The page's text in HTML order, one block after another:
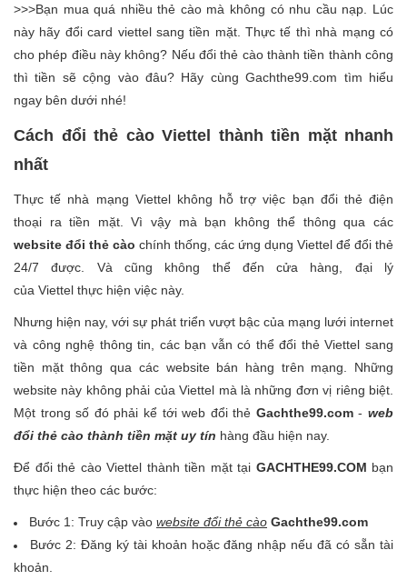
>>>Bạn mua quá nhiều thẻ cào mà không có nhu cầu nạp. Lúc
này hãy đổi card viettel sang tiền mặt. Thực tế thì nhà mạng có
cho phép điều này không? Nếu đổi thẻ cào thành tiền thành công
thì tiền sẽ cộng vào đâu? Hãy cùng Gachthe99.com tìm hiểu
ngay bên dưới nhé!
Cách đổi thẻ cào Viettel thành tiền mặt nhanh
nhất
Thực tế nhà mạng Viettel không hỗ trợ việc bạn đổi thẻ điện
thoại ra tiền mặt. Vì vậy mà bạn không thể thông qua các
website đổi thẻ cào chính thống, các ứng dụng Viettel để đổi thẻ
24/7 được. Và cũng không thể đến cửa hàng, đại lý
của Viettel thực hiện việc này.
Nhưng hiện nay, với sự phát triển vượt bậc của mạng lưới internet
và công nghệ thông tin, các bạn vẫn có thể đổi thẻ Viettel sang
tiền mặt thông qua các website bán hàng trên mạng. Những
website này không phải của Viettel mà là những đơn vị riêng biệt.
Một trong số đó phải kể tới web đổi thẻ Gachthe99.com-web
đổi thẻ cào thành tiền mặt uy tín hàng đầu hiện nay.
Để đổi thẻ cào Viettel thành tiền mặt tại GACHTHE99.COM bạn
thực hiện theo các bước:
Bước 1: Truy cập vào website đổi thẻ cào Gachthe99.com
Bước 2: Đăng ký tài khoản hoặc đăng nhập nếu đã có sẵn tài
khoản.